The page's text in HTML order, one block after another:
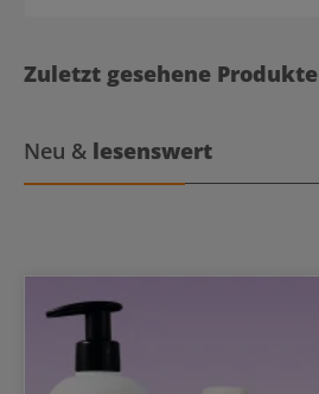
Zuletzt gesehene Produkte
Neu & lesenswert